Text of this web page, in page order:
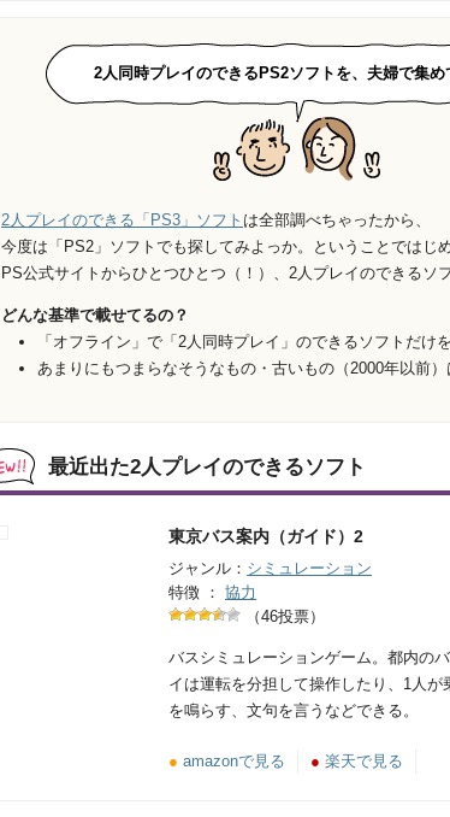
2人同時プレイのできるPS2ソフトを、夫婦で集め
2人プレイのできる「PS3」ソフト は全部調べちゃったから、
今度は「PS2」ソフトでも探してみよっか。ということではじめ
PS公式サイトからひとつひとつ（！）、2人プレイのできるソ
どんな基準で載せてるの？
「オフライン」で「2人同時プレイ」のできるソフトだけ
あまりにもつまらなそうなもの・古いもの（2000年以前
最近出た2人プレイのできるソフト
東京バス案内（ガイド）2
ジャンル： シミュレーション
特徴 ： 協力
（46投票）
バスシミュレーションゲーム。都内の
イは運転を分担して操作したり、1人が
を鳴らす、文句を言うなどできる。
● amazonで見る ● 楽天で見る